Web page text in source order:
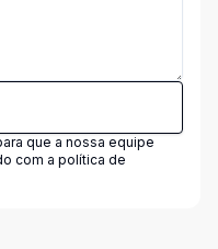
que a nossa equipe
com a política de